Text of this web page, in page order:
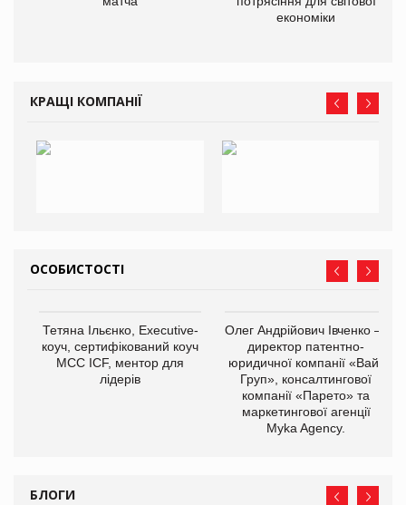
економіки
КРАЩІ КОМПАНІЇ
ОСОБИСТОСТІ
Тетяна Ільєнко, Executive-
коуч, сертифікований коуч
МСС ICF, ментор для
лідерів
Олег Андрійович Івченко —
директор патентно-
юридичної компанії «Вайз
Груп», консалтингової
компанії «Парето» та
маркетингової агенції
Myka Agency.
БЛОГИ